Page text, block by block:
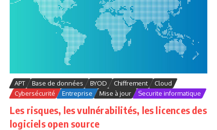
APT Base de données BYOD Chiffrement
Cloud
Cybersécurité
Entreprise Mise à jour Securite informatique
Les risques, les vulnérabilités, les licences des
logiciels open source